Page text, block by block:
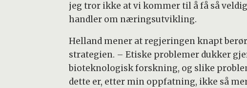
jeg tror ikke at vi kommer til å få så
handler om næringsutvikling.
Helland mener at regjeringen knapt
strategien. – Etiske problemer dukker
bioteknologisk forskning, og slike
dette er, etter min oppfatning, ikke så